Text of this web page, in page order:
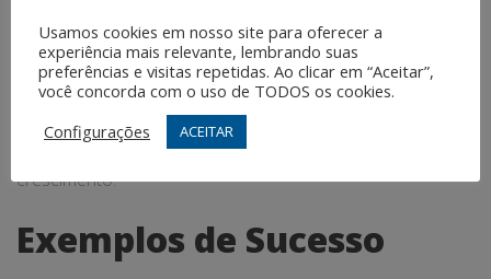
A transformação digital, quando impulsionada pela
inovação e liderança, pode levar a aumentos significativos
no crescimento empresarial. Empresas que adotam
estratégias digitais estão se mostrando mais competitivas
no mercado e experimentando aumentos em seu
crescimento.
Exemplos de Sucesso
Usamos cookies em nosso site para oferecer a
experiência mais relevante, lembrando suas
preferências e visitas repetidas. Ao clicar em “Aceitar”,
você concorda com o uso de TODOS os cookies.
Configurações
ACEITAR